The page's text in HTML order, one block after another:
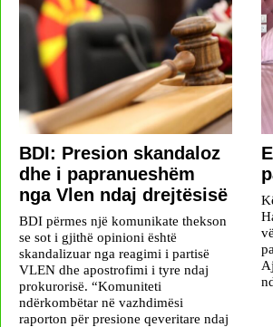
BDI: Presion skandaloz
dhe i papranueshëm
nga Vlen ndaj drejtësisë
BDI përmes një komunikate thekson
se sot i gjithë opinioni është
skandalizuar nga reagimi i partisë
VLEN dhe apostrofimi i tyre ndaj
prokurorisë. “Komuniteti
ndërkombëtar në vazhdimësi
raporton për presione qeveritare ndaj